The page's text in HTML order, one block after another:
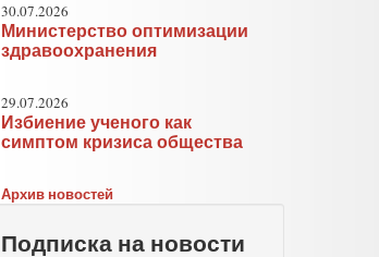
30.07.2026
Министерство оптимизации
здравоохранения
29.07.2026
Избиение ученого как
симптом кризиса общества
Архив новостей
Подписка на новости